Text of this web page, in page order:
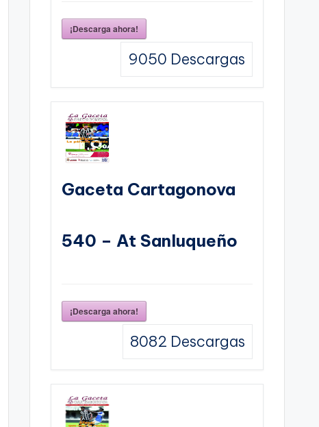
¡Descarga ahora!
9050 Descargas
Gaceta Cartagonova
540 – At Sanluqueño
¡Descarga ahora!
8082 Descargas